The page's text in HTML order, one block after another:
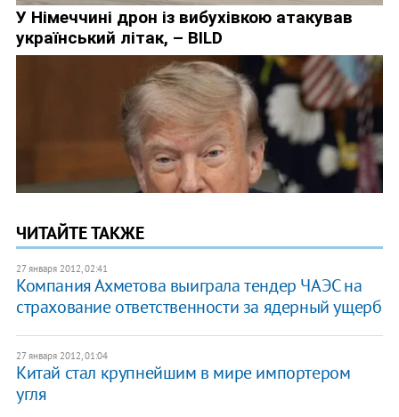
ЧИТАЙТЕ ТАКЖЕ
27 января 2012, 02:41
Компания Ахметова выиграла тендер ЧАЭС на
страхование ответственности за ядерный ущерб
27 января 2012, 01:04
Китай стал крупнейшим в мире импортером
угля